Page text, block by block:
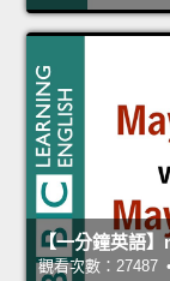
【一分鐘英語
觀看次數：27487